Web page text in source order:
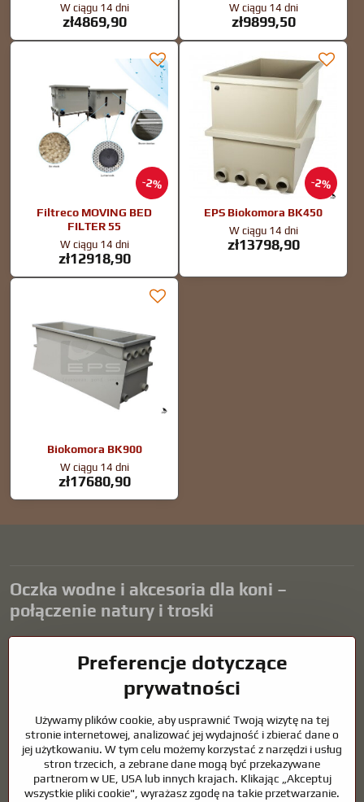
W ciągu 14 dni
zł4869,90
W ciągu 14 dni
zł9899,50
2%
Filtreco MOVING BED
FILTER 55
W ciągu 14 dni
zł12918,90
2%
EPS Biokomora BK450
W ciągu 14 dni
zł13798,90
Biokomora BK900
W ciągu 14 dni
zł17680,90
Oczka wodne i akcesoria dla koni –
połączenie natury i troski
harmonijne środowisko sprzyjające relaksowi i życiu zwierząt
wodnych. Odpowiednia technologia, filtracja i regularna
konserwacja są kluczem do czystej wody i zdrowego stawu przez
naszego życia.
Konie wymagają wysokiej jakości sprzętu jeździeckiego,
odpowiedniego odżywiania i odpowiedzialnej opieki, aby być zdrowe,
silne i zadowolone. Niezależnie od tego, czy chodzi o sprzęt dla
Preferencje dotyczące
prywatności
Używamy plików cookie, aby usprawnić Twoją wizytę na tej
stronie internetowej, analizować jej wydajność i zbierać dane o
jej użytkowaniu. W tym celu możemy korzystać z narzędzi i usług
stron trzecich, a zebrane dane mogą być przekazywane
partnerom w UE, USA lub innych krajach. Klikając „Akceptuj
wszystkie pliki cookie", wyrażasz zgodę na takie przetwarzanie.